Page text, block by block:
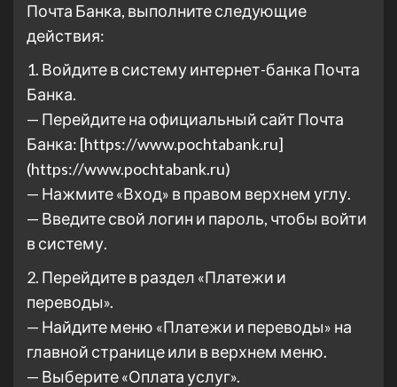
Почта Банка, выполните следующие
действия:
1. Войдите в систему интернет-банка Почта
Банка.
— Перейдите на официальный сайт Почта
Банка: [https://www.pochtabank.ru]
(https://www.pochtabank.ru)
— Нажмите «Вход» в правом верхнем углу.
— Введите свой логин и пароль, чтобы войти
в систему.
2. Перейдите в раздел «Платежи и
переводы».
— Найдите меню «Платежи и переводы» на
главной странице или в верхнем меню.
— Выберите «Оплата услуг».